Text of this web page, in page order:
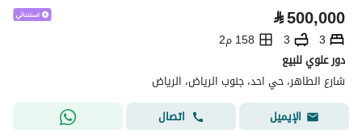
⃁500,000
3
3
158 م2
دور علوي للبيع
شارع الطاهر، حي احد، جنوب الرياض، الرياض
الإيميل
اتصال